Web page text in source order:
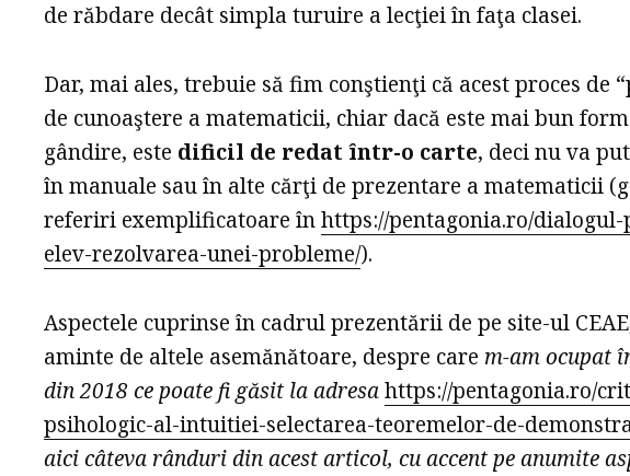
de răbdare decât simpla turuire a lecţiei în faţa clasei.
Dar, mai ales, trebuie să fim conştienţi că acest proces de
de cunoaştere a matematicii, chiar dacă este mai bun
gândire, este dificil de redat într-o carte, deci nu va
în manuale sau în alte cărţi de prezentare a matematicii
referiri exemplificatoare înhttps://pentagonia.ro/
elev-rezolvarea-unei-probleme/).
Aspectele cuprinse în cadrul prezentării de pe site-ul
aminte de altele asemănătoare, despre care m-am ocupat
din 2018 ce poate fi găsit la adresahttps://pentagonia.ro/
psihologic-al-intuitiei-selectarea-teoremelor-de-
aici câteva rânduri din acest articol, cu accent pe anumite